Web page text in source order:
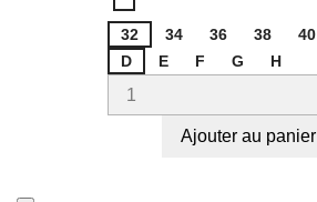
Gym
Venus
32 34 36 38 40
D
E F G H
Ajouter au panier